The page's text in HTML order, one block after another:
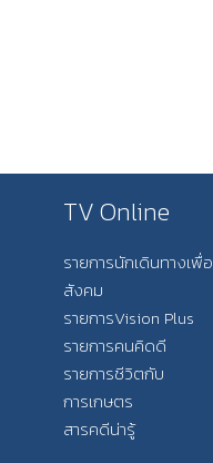
TV Online
รายการนักเดินทางเพื่อ
สังคม
รายการVision Plus
รายการคนคิดดี
รายการชีวิตกับ
การเกษตร
สารคดีน่ารู้